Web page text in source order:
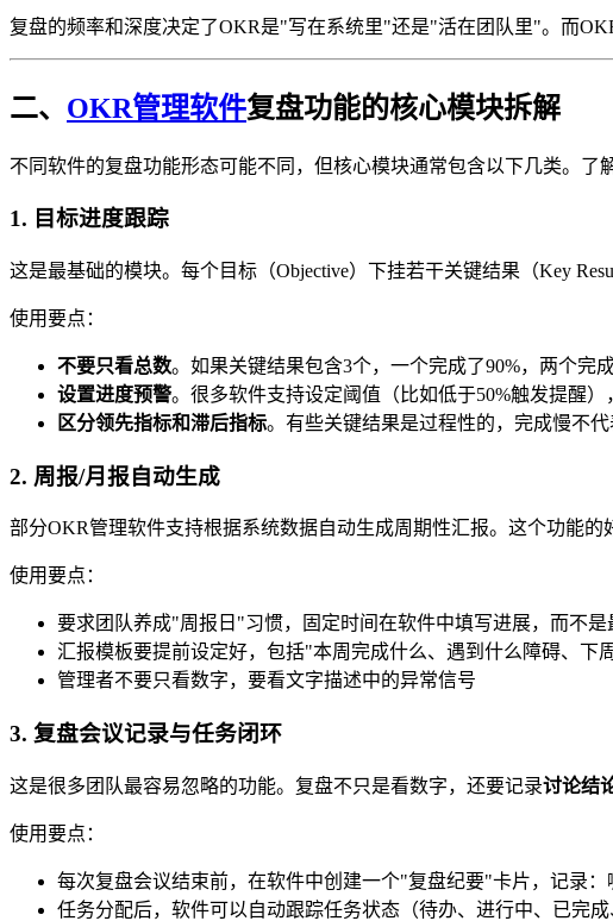
复盘的频率和深度决定了OKR是"写在系统里"还是"活在团队里"。而
二、 OKR管理软件复盘功能的核心模块拆解
不同软件的复盘功能形态可能不同，但核心模块通常包含以下几类。了
1. 目标进度跟踪
这是最基础的模块。每个目标（Objective）下挂若干关键结果（Key
使用要点：
不要只看总数。如果关键结果包含3个，一个完成了90%，两个完
设置进度预警。很多软件支持设定阈值（比如低于50%触发提醒
区分领先指标和滞后指标。有些关键结果是过程性的，完成慢不
2. 周报/月报自动生成
部分OKR管理软件支持根据系统数据自动生成周期性汇报。这个功能的
使用要点：
要求团队养成"周报日"习惯，固定时间在软件中填写进展，而不是
汇报模板要提前设定好，包括"本周完成什么、遇到什么障碍、下
管理者不要只看数字，要看文字描述中的异常信号
3. 复盘会议记录与任务闭环
这是很多团队最容易忽略的功能。复盘不只是看数字，还要记录讨论结
使用要点：
每次复盘会议结束前，在软件中创建一个"复盘纪要"卡片，记录
任务分配后，软件可以自动跟踪任务状态（待办、进行中、已完